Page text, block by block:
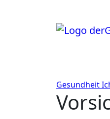
Gesundheit